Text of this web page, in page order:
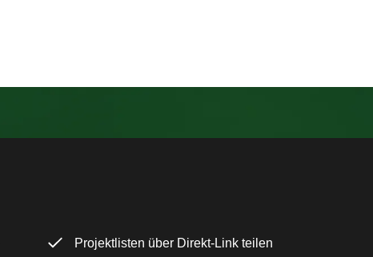
Projektlisten über Direkt-Link teilen